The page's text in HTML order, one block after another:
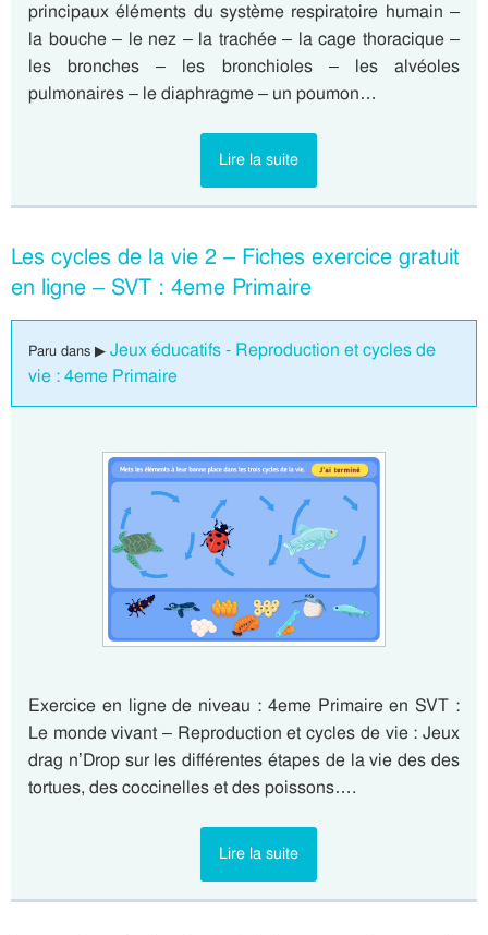
principaux éléments du système respiratoire humain –
la bouche – le nez – la trachée – la cage thoracique –
les bronches – les bronchioles – les alvéoles
pulmonaires – le diaphragme – un poumon…
Lire la suite
Les cycles de la vie 2 – Fiches exercice gratuit
en ligne – SVT : 4eme Primaire
Paru dans ▶ Jeux éducatifs - Reproduction et cycles de
vie : 4eme Primaire
Exercice en ligne de niveau : 4eme Primaire en SVT :
Le monde vivant – Reproduction et cycles de vie : Jeux
drag n’Drop sur les différentes étapes de la vie des des
tortues, des coccinelles et des poissons….
Lire la suite